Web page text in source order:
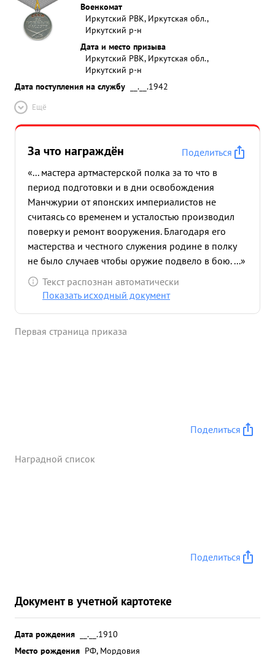
Военкомат
Иркутский РВК, Иркутская обл.,
Иркутский р-н
Дата и место призыва
Иркутский РВК, Иркутская обл.,
Иркутский р-н
Дата поступления на службу
__.__.1942
Ещё
За что награждён
Поделиться
«... мастера артмастерской полка за то что в
период подготовки и в дни освобождения
Манчжурии от японских империалистов не
считаясь со временем и усталостью производил
поверку и ремонт вооружения. Благодаря его
мастерства и честного служения родине в полку
не было случаев чтобы оружие подвело в бою. ...»
Текст распознан автоматически
Показать исходный документ
Первая страница приказа
Поделиться
Наградной список
Поделиться
Документ в учетной картотеке
Дата рождения
__.__.1910
Место рождения РФ, Мордовия